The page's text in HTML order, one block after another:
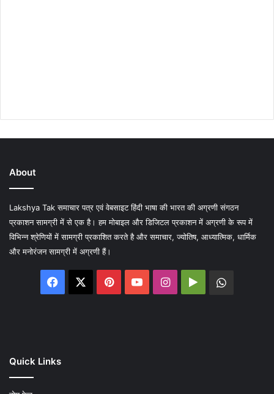
About
Lakshya Tak समाचार पत्र एवं वेबसाइट हिंदी भाषा की भारत की अग्रणी संगठन
प्रकाशन सामग्री में से एक है। हम मोबाइल और डिजिटल प्रकाशन में अग्रणी के रूप में
विभिन्न श्रेणियों में सामग्री प्रकाशित करते है और समाचार, ज्योतिष, आध्यात्मिक, धार्मिक
और मनोरंजन सामग्री में अग्रणी हैं।
Facebook PinterestYouTubeInstagram
Google
Quick Links